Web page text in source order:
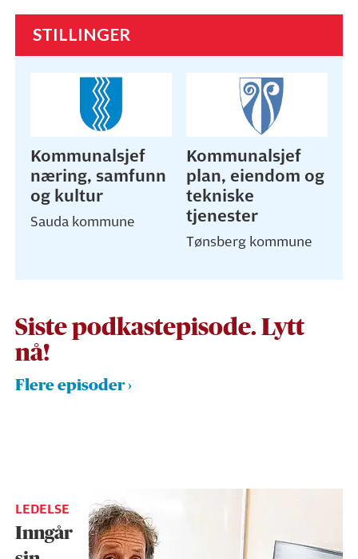
STILLINGER
Kommunalsjef
næring, samfunn
og kultur
Sauda kommune
Kommunalsjef
plan, eiendom og
tekniske
tjenester
Tønsberg kommune
Siste podkastepisode. Lytt
nå!
Flere episoder
LEDELSE
Inngår